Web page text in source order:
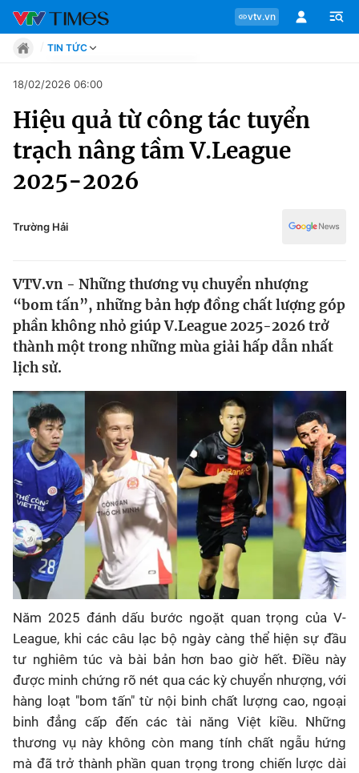
vtv.vn
Chuyên mục
Tin tức
Chân dung
Sự kiện
Bóng đá
Thể thao Điện tử
Các môn khác
VIDEO
Bên lề
TIN TỨC
Move
Phong cách
Chân dung
Sự kiện
Bóng đá
Thể thao điện tử
18/02/2026 06:00
Hiệu quả từ công tác tuyển
trạch nâng tầm V.League
2025-2026
Trường Hải
VTV.vn - Những thương vụ chuyển nhượng
“bom tấn”, những bản hợp đồng chất lượng góp
phần không nhỏ giúp V.League 2025-2026 trở
thành một trong những mùa giải hấp dẫn nhất
lịch sử.
Năm 2025 đánh dấu bước ngoặt quan trọng của V-
League, khi các câu lạc bộ ngày càng thể hiện sự đầu
tư nghiêm túc và bài bản hơn bao giờ hết. Điều này
được minh chứng rõ nét qua các kỳ chuyển nhượng, với
hàng loạt "bom tấn" từ nội binh chất lượng cao, ngoại
binh đẳng cấp đến các tài năng Việt kiều. Những
thương vụ này không còn mang tính chất ngẫu hứng
mà đã trở thành phần quan trọng trong chiến lược dài